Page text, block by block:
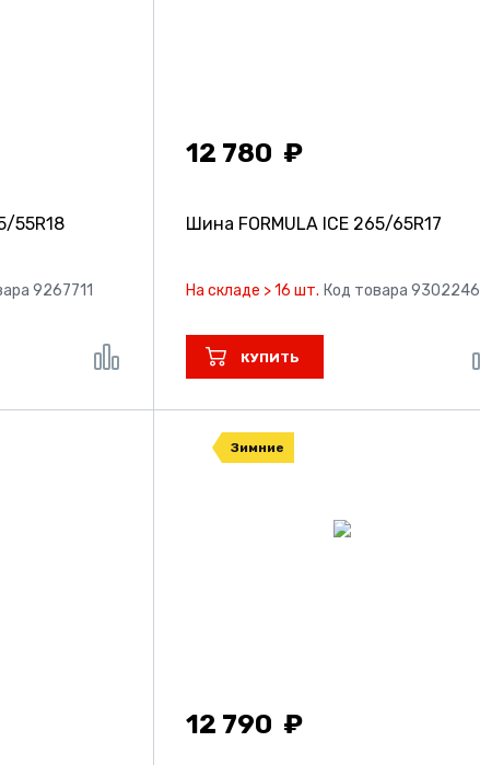
55R18
9267711
12 780
Шина FORMULA ICE 265/65R17
На складе > 16 шт. Код товара 9302246
КУПИТЬ
Зимние
12 790